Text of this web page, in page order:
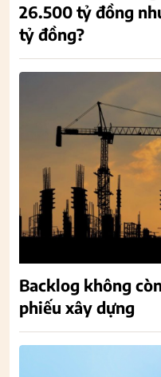
26.500 tỷ đồng
tỷ đồng?
Backlog không
phiếu xây dựng